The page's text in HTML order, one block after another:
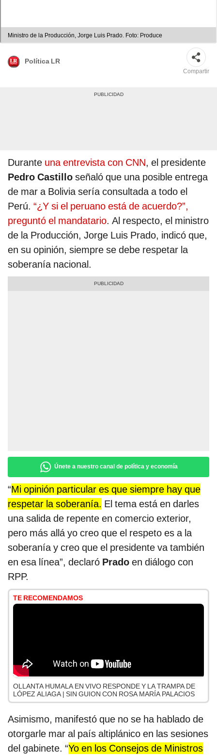
Ministro de la Producción, Jorge Luis Prado. Foto: Produce
Política LR
Compartir
Durante una entrevista con CNN, el presidente
Pedro Castillo señaló que una posible entrega
de mar a Bolivia sería consultada a todo el
Perú. “¿Y si el peruano está de acuerdo?”,
preguntó el mandatario. Al respecto, el ministro
de la Producción, Jorge Luis Prado, indicó que,
en su opinión, siempre se debe respetar la
soberanía nacional.
Únete a nuestro canal de política y economía
“Mi opinión particular es que siempre hay que
respetar la soberanía. El tema está en darles
una salida de repente en comercio exterior,
pero más allá yo creo que el respeto es a la
soberanía y creo que el presidente va también
en esa línea”, declaró Prado en diálogo con
RPP.
TE RECOMENDAMOS
OLLANTA HUMALA EN VIVO RESPONDE Y LA TRAMPA DE
LÓPEZ ALIAGA | SIN GUION CON ROSA MARÍA PALACIOS
Asimismo, manifestó que no se ha hablado de
otorgarle mar al país altiplánico en las sesiones
del gabinete. “Yo en los Consejos de Ministros